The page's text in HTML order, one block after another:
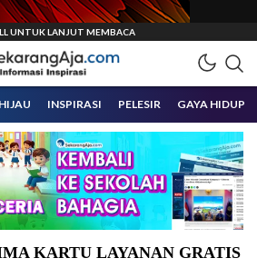
Sekarangaja
Inspirasi Malang Raya
HIJAU INSPIRASI PELESIR GAYA HIDUP
KARTU LAYANAN GRATIS